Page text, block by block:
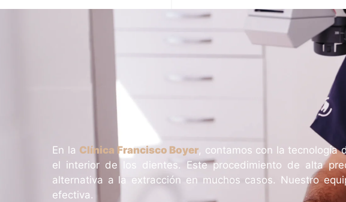
En la Clínica Francisco Boyer, contamos con la tecnología
el interior de los dientes. Este procedimiento de alta
alternativa a la extracción en muchos casos. Nuestro
efectiva.